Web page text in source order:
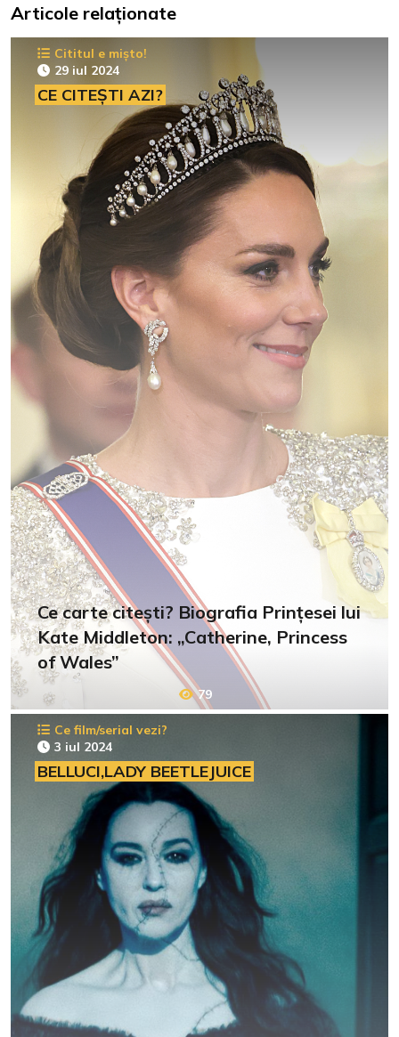
Articole relaționate
Cititul e mișto!
29 iul 2024
CE CITEȘTI AZI?
Ce carte citești? Biografia Prințesei lui
Kate Middleton: „Catherine, Princess
of Wales”
79
Ce film/serial vezi?
3 iul 2024
BELLUCI,LADY BEETLEJUICE